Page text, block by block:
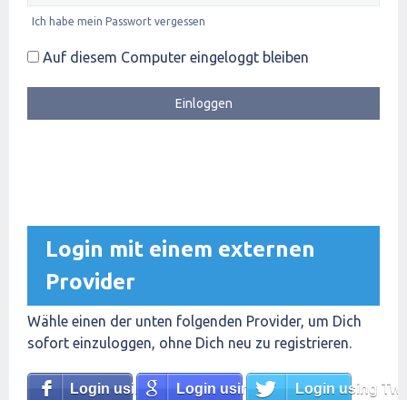
Ich habe mein Passwort vergessen
Auf diesem Computer eingeloggt bleiben
Login mit einem externen
Provider
Wähle einen der unten folgenden Provider, um Dich
sofort einzuloggen, ohne Dich neu zu registrieren.
Login using FacebookLogin using GoogleLogin using